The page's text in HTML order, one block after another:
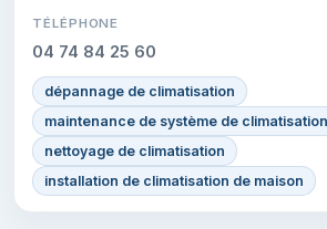
TÉLÉPHONE
04 74 84 25 60
dépannage de climatisation
maintenance de système de climatisation
nettoyage de climatisation
installation de climatisation de maison